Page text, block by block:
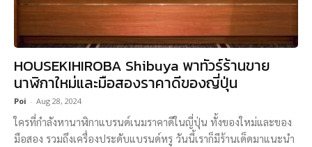
HOUSEKIHIROBA Shibuya พาทัวร์ร้านขาย
นาฬิกาใหม่และมือสองราคาดีของญี่ปุ่น
Poi - Aug 28, 2024
ใครที่กำลังหานาฬิกาแบรนด์เนมราคาดีในญี่ปุ่น ทั้งของใหม่และของ
มือสอง รวมถึงเครื่องประดับแบรนด์หรู วันนี้เราก็มีร้านเด็ดมาแนะนำ